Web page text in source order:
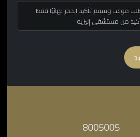
وسيتم تأكيد الحجز نهائيًا فقط
مستشفى إليزيه.